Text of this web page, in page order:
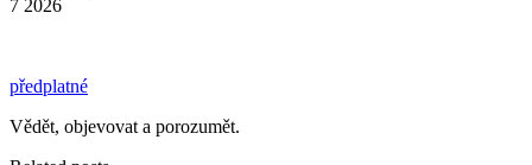
7 2026
předplatné
Vědět, objevovat a porozumět.